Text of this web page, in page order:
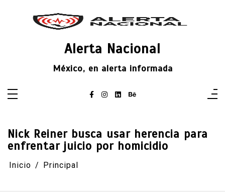
Alerta Nacional
México, en alerta informada
Nick Reiner busca usar herencia para
enfrentar juicio por homicidio
Inicio Principal